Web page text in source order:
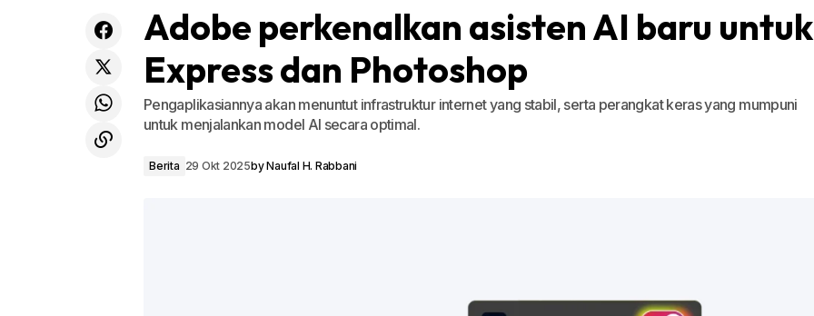
Adobe perkenalkan asisten AI baru untuk
Express dan Photoshop
Pengaplikasiannya akan menuntut infrastruktur internet yang stabil, serta perangkat keras yang mumpuni
untuk menjalankan model AI secara optimal.
Berita 29 Okt 2025byNaufal H. Rabbani